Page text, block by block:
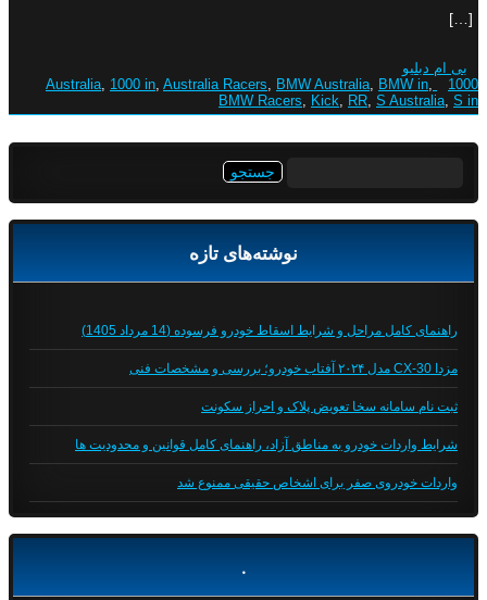
[…]
بی ام دبلیو
1000 Australia
, 1000 in, Australia Racers, BMW Australia, BMW in,
BMW Racers, Kick, RR, S Australia, S in
نوشته‌های تازه
راهنمای کامل مراحل و شرایط اسقاط خودرو فرسوده (14 مرداد 1405)
مزدا CX-30 مدل ۲۰۲۴ آفتاب خودرو؛ بررسی و مشخصات فنی
ثبت نام سامانه سخا تعویض پلاک و احراز سکونت
شرایط واردات خودرو به مناطق آزاد، راهنمای کامل قوانین و محدودیت ها
واردات خودروی صفر برای اشخاص حقیقی ممنوع شد
.